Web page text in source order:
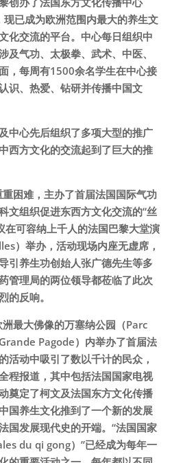
现已成为欧洲范围内最大的养生文
化交流的平台。中心每日组织中
及气功、太极拳、武术、中医、
，每周有1500余名学生在中心接
识、热爱、钻研并传播中国文
中心先后组织了多项大型的推广
西方文化的交流起到了巨大的推
困难，主办了首届法国国际气功
文组织促进东西方文化交流的“丝
在可容纳上千人的法国巴黎大堂演
）举办，活动现场内座无虚席，
引养生功创始人张广德先生等多
管理局的两位领导都莅临了此次
的反响。
最大佛像的万塞纳公园（Parc
Pagode）内举办了首届法
活动中吸引了数以千计的民众，
程报道，其中包括法国国家电视
奠定了柯文及法国东方文化传播
国养生文化推到了一个新的发展
国发展现代史的开端。“法国国家
du qi gong）”已经成为每年一